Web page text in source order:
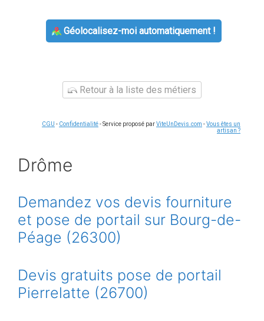
Géolocalisez-moi automatiquement !
Retour à la liste des métiers
CGU - Confidentialité- Service proposé parViteUnDevis.com -Vous êtes un
artisan ?
Drôme
Demandez vos devis fourniture
et pose de portail sur Bourg-de-
Péage (26300)
Devis gratuits pose de portail
Pierrelatte (26700)